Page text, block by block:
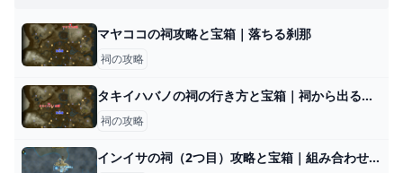
マヤココの祠攻略と宝箱｜落ちる刹那
祠の攻略
タキイハバノの祠の行き方と宝箱｜祠から出る方法
祠の攻略
インイサの祠（2つ目）攻略と宝箱｜組み合わせる力